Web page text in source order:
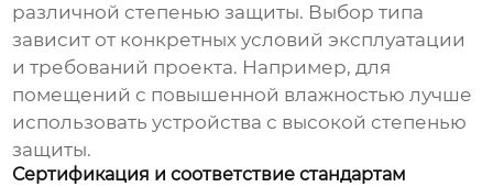
различной степенью защиты. Выбор типа
зависит от конкретных условий эксплуатации
и требований проекта. Например, для
помещений с повышенной влажностью лучше
использовать устройства с высокой степенью
защиты.
Сертификация и соответствие стандартам